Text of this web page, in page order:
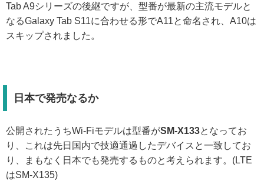
Tab A9シリーズの後継ですが、型番が最新の主流モデルと
なるGalaxy Tab S11に合わせる形でA11と命名され、A10は
スキップされました。
日本で発売なるか
公開されたうちWi-Fiモデルは型番がSM-X133となってお
り、これは先日国内で技適通過したデバイスと一致してお
り、まもなく日本でも発売するものと考えられます。(LTE
はSM-X135)